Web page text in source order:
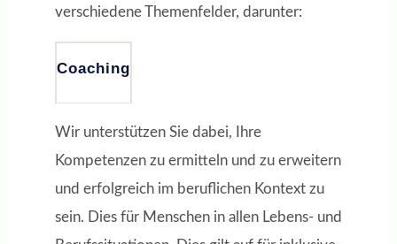
verschiedene Themenfelder, darunter:
Coaching
Wir unterstützen Sie dabei, Ihre
Kompetenzen zu ermitteln und zu erweitern
und erfolgreich im beruflichen Kontext zu
sein. Dies für Menschen in allen Lebens- und